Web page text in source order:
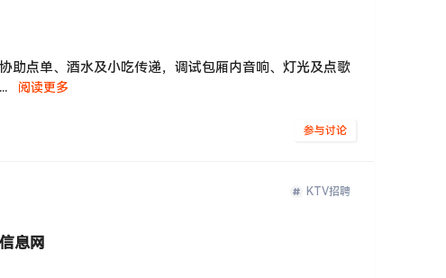
助点单、酒水及小吃传递，调试包厢内音响、灯光及点歌
阅读更多
参与讨论
KTV招聘
息网